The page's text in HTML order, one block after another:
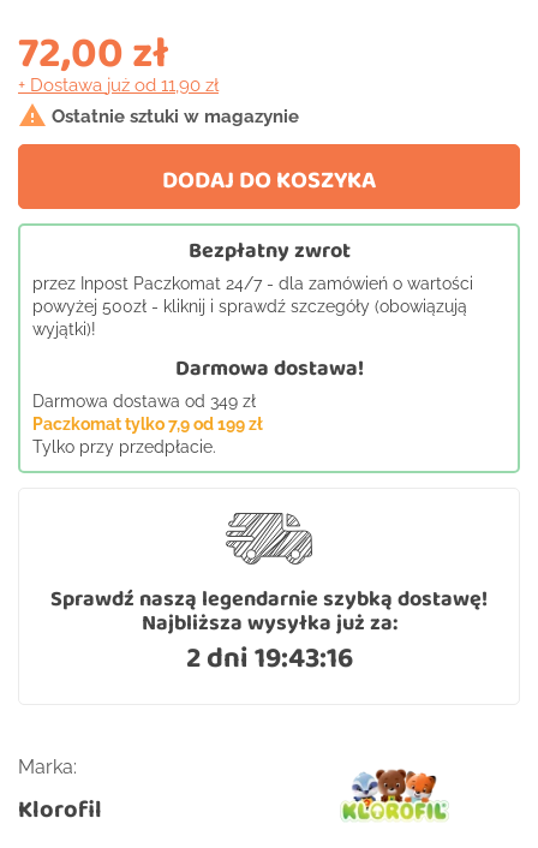
72,00 zł
+ Dostawa już od 11,90 zł
 Ostatnie sztuki w magazynie
DODAJ DO KOSZYKA
Bezpłatny zwrot
przez Inpost Paczkomat 24/7 - dla zamówień o wartości
powyżej 500zł - kliknij i sprawdź szczegóły (obowiązują
wyjątki)!
Darmowa dostawa!
Darmowa dostawa od 349 zł
Paczkomat tylko 7,9 od 199 zł
Tylko przy przedpłacie.
Sprawdź naszą legendarnie szybką dostawę!
Najbliższa wysyłka już za:
2 dni 19:43:16
Marka:
Klorofil